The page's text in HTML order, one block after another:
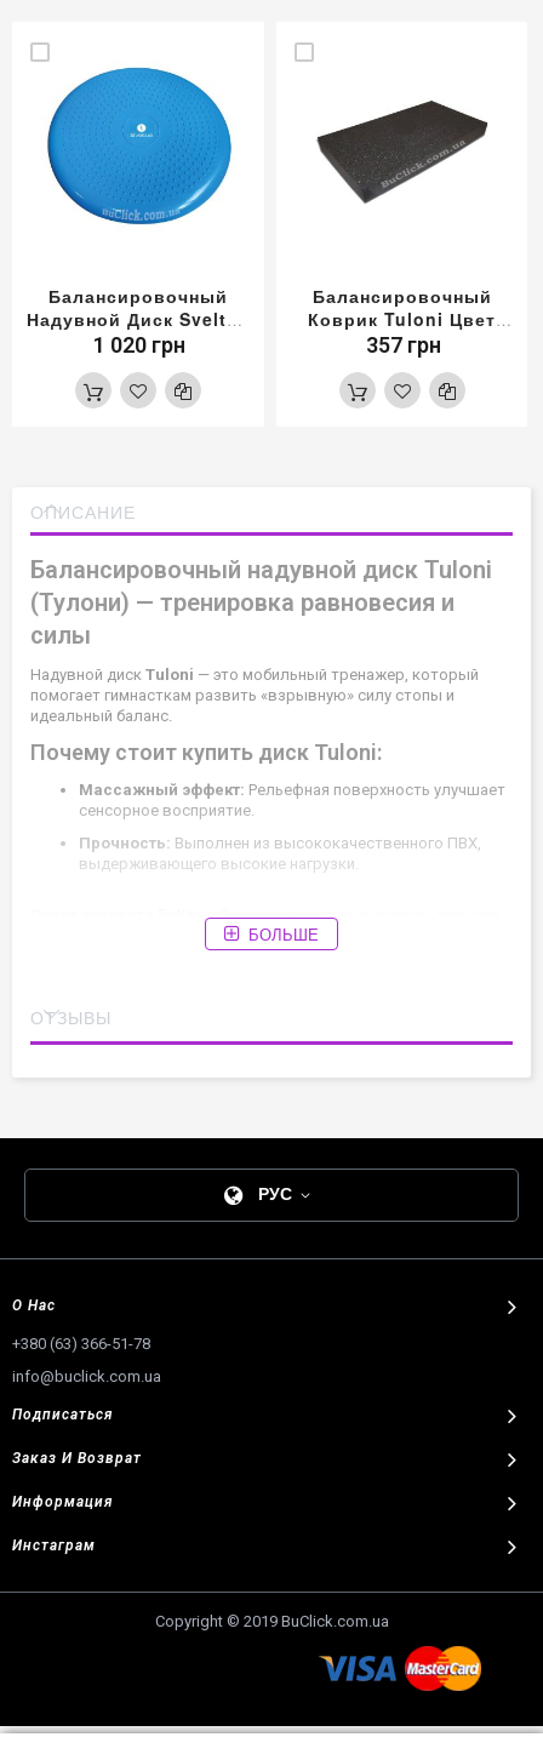
Балансировочный
Надувной Диск Sveltus
Цвет Синий
1 020 грн
Балансировочный
Коврик Tuloni Цвет
Черный
357 грн
ОПИСАНИЕ
Балансировочный надувной диск Tuloni
(Тулони) — тренировка равновесия и
силы
Надувной диск Tuloni — это мобильный тренажер, который
помогает гимнасткам развить «взрывную» силу стопы и
идеальный баланс.
Почему стоит купить диск Tuloni:
Массажный эффект: Рельефная поверхность улучшает
сенсорное восприятие.
Прочность: Выполнен из высококачественного ПВХ,
выдерживающего высокие нагрузки.
Совет эксперта БуКлик:Рекомендуем использовать диск для
упражнений на одной ноге, чтобы подготовить голеностоп к
БОЛЬШЕ
ОТЗЫВЫ
РУС
О Нас
+380 (63) 366-51-78
info@buclick.com.ua
Подписаться
Заказ И Возврат
Информация
Инстаграм
Copyright © 2019 BuClick.com.ua